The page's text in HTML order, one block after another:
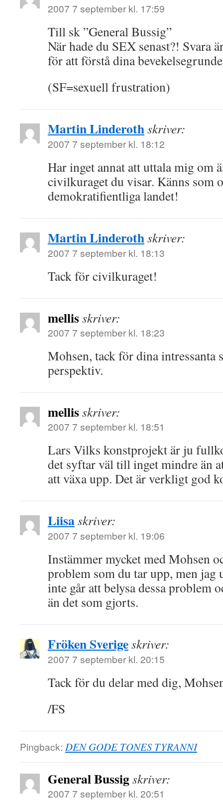
2007 7 september kl. 17:59
Till sk ”General Bussig”
När hade du SEX senast?! Svara
för att förstå dina
(SF=sexuell frustration)
Martin Linderothskriver:
2007 7 september kl. 18:12
Har inget annat att uttala mig om
civilkuraget du visar. Känns som
demokratifientliga landet!
Martin Linderothskriver:
2007 7 september kl. 18:13
Tack för civilkuraget!
mellisskriver:
2007 7 september kl. 18:23
Mohsen, tack för dina intressanta
perspektiv.
mellisskriver:
2007 7 september kl. 18:51
Lars Vilks konstprojekt är ju
det syftar väl till inget mindre än
att växa upp. Det är verkligt god
Liisaskriver:
2007 7 september kl. 19:06
Instämmer mycket med Mohsen
problem som du tar upp, men jag
inte går att belysa dessa problem
än det som gjorts.
Fröken Sverigeskriver:
2007 7 september kl. 20:15
Tack för du delar med dig,
/FS
Pingback: DEN GODE TONES TYRANNI
General Bussigskriver:
2007 7 september kl. 20:51